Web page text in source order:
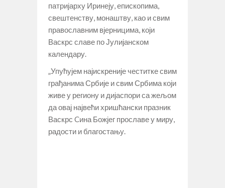
патријарху Иринеју, епископима,
свештенству, монаштву, као и свим
православним вјерницима, који
Васкрс славе по Јулијанском
календару.
„Упућујем најискреније честитке свим
грађанима Србије и свим Србима који
живе у региону и дијаспори са жељом
да овај највећи хришћански празник
Васкрс Cина Божјег прославе у миру,
радости и благостању.